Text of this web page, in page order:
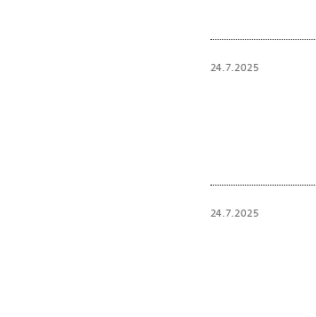
24.7.2025
24.7.2025